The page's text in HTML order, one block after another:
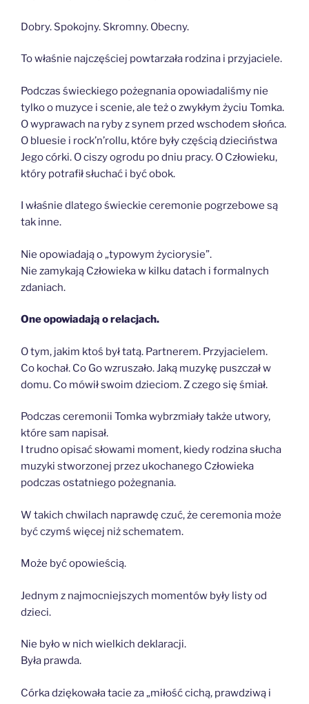
Dobry. Spokojny. Skromny. Obecny.
To właśnie najczęściej powtarzała rodzina i przyjaciele.
Podczas świeckiego pożegnania opowiadaliśmy nie
tylko o muzyce i scenie, ale też o zwykłym życiu Tomka.
O wyprawach na ryby z synem przed wschodem słońca.
O bluesie i rock’n’rollu, które były częścią dzieciństwa
Jego córki. O ciszy ogrodu po dniu pracy. O Człowieku,
który potrafił słuchać i być obok.
I właśnie dlatego świeckie ceremonie pogrzebowe są
tak inne.
Nie opowiadają o „typowym życiorysie”.
Nie zamykają Człowieka w kilku datach i formalnych
zdaniach.
One opowiadają o relacjach.
O tym, jakim ktoś był tatą. Partnerem. Przyjacielem.
Co kochał. Co Go wzruszało. Jaką muzykę puszczał w
domu. Co mówił swoim dzieciom. Z czego się śmiał.
Podczas ceremonii Tomka wybrzmiały także utwory,
które sam napisał.
I trudno opisać słowami moment, kiedy rodzina słucha
muzyki stworzonej przez ukochanego Człowieka
podczas ostatniego pożegnania.
W takich chwilach naprawdę czuć, że ceremonia może
być czymś więcej niż schematem.
Może być opowieścią.
Jednym z najmocniejszych momentów były listy od
dzieci.
Nie było w nich wielkich deklaracji.
Była prawda.
Córka dziękowała tacie za „miłość cichą, prawdziwą i